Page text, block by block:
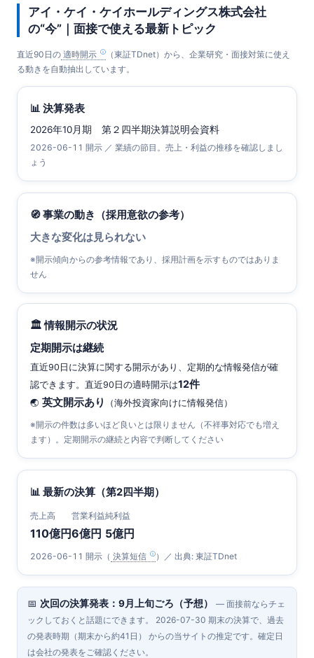
アイ・ケイ・ケイホールディングス株式会社
の“今”｜面接で使える最新トピック
直近90日の 適時開示
（東証TDnet）から、企業研究・面接対策に使え
る動きを自動抽出しています。
📊 決算発表
2026年10月期 第２四半期決算説明会資料
2026-06-11 開示 ／ 業績の節目。売上・利益の推移を確認しまし
ょう
🧭 事業の動き（採用意欲の参考）
大きな変化は見られない
※開示傾向からの参考情報であり、採用計画を示すものではありま
せん
🏛 情報開示の状況
定期開示は継続
直近90日に決算に関する開示があり、定期的な情報発信が確
認できます。直近90日の適時開示は12件
🌏 英文開示あり （海外投資家向けに情報発信）
※開示の件数は多いほど良いとは限りません（不祥事対応でも増え
ます）。定期開示の継続と内容で判断してください
📊 最新の決算（第2四半期）
売上高
110億円
営業利益
6億円
純利益
5億円
2026-06-11 開示（ 決算短信 ）／ 出典: 東証TDnet
📅 次回の決算発表：9月上旬ごろ（予想）
— 面接前ならチェ
ックしておくと話題にできます。 2026-07-30 期末の決算で、過去
の発表時期（期末から約41日） からの当サイトの推定です。確定日
は会社の発表をご確認ください。